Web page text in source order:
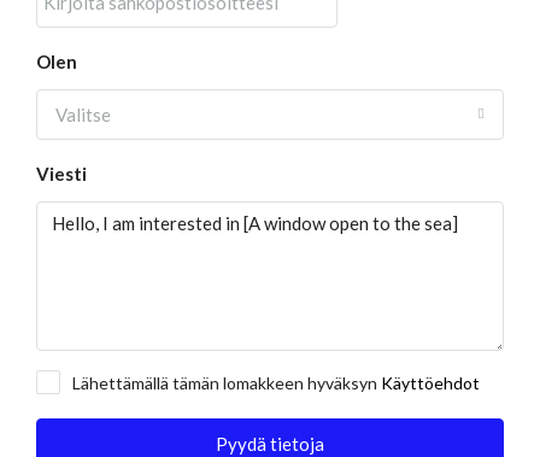
Olen
Valitse
Viesti
Lähettämällä tämän lomakkeen hyväksyn Käyttöehdot
Pyydä tietoja